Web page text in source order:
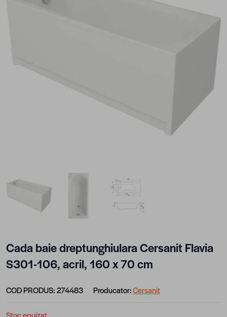
View larger imageView larger imageView larger image
Cada baie dreptunghiulara Cersanit Flavia
S301-106, acril, 160 x 70 cm
COD PRODUS:274483 Producator:Cersanit